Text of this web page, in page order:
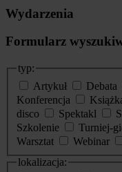
Wydarzenia
Formularz
typ:
Artykuł
Debata
Konferencja
disco
Spektakl
Szkolenie
Turniej-
Warsztat
Webinar
lokalizacja: